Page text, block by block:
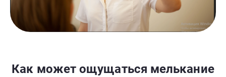
Как может ощущаться мелькание